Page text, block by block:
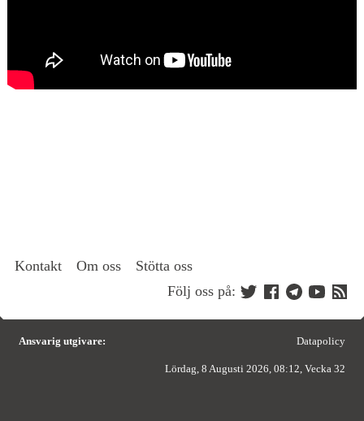
Kontakt Om oss
Stötta oss
Följ oss på:
Ansvarig utgivare: Datapolicy
Lördag, 8 Augusti 2026, 08:12, Vecka 32